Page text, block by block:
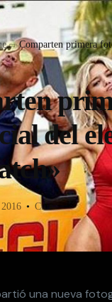
Comparten primera
del
Cine
una nueva